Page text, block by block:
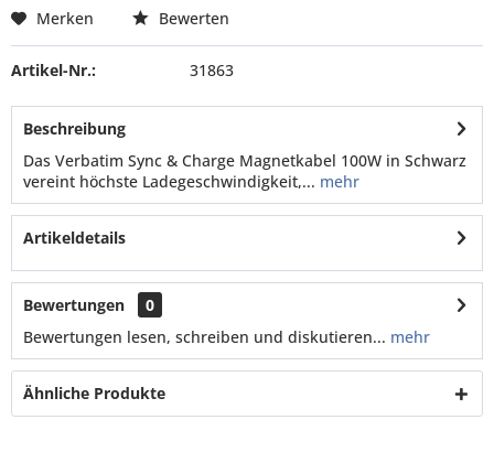
Merken Bewerten
Artikel-Nr.: 31863
Beschreibung
Das Verbatim Sync & Charge Magnetkabel 100W in Schwarz
vereint höchste Ladegeschwindigkeit,... mehr
Artikeldetails
Bewertungen
0
Bewertungen lesen, schreiben und diskutieren... mehr
Ähnliche Produkte